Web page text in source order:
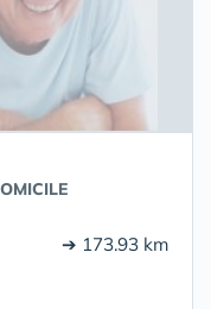
➔ 173.93 km